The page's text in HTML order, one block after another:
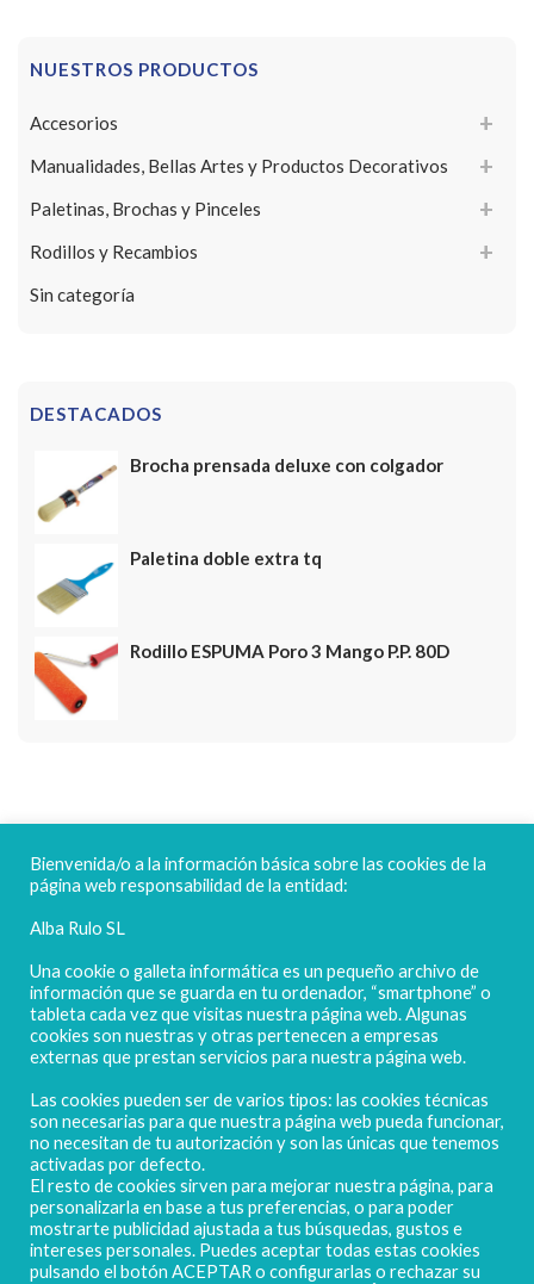
NUESTROS PRODUCTOS
Accesorios
Manualidades, Bellas Artes y Productos Decorativos
Paletinas, Brochas y Pinceles
Rodillos y Recambios
Sin categoría
DESTACADOS
Brocha prensada deluxe con colgador
Paletina doble extra tq
Rodillo ESPUMA Poro 3 Mango P.P. 80D
FELICES FIESTAS
POLIGONO CAMPORROSO P-D, Nº4
02520 - CHINCHILLA DE MONTEARAGÓN
(ALBACETE) Spain
Tel. + 34 967 218 812 - info@abr.com.es
Bienvenida/o a la información básica sobre las cookies de la
página web responsabilidad de la entidad:
Alba Rulo SL
Una cookie o galleta informática es un pequeño archivo de
información que se guarda en tu ordenador, “smartphone” o
tableta cada vez que visitas nuestra página web. Algunas
cookies son nuestras y otras pertenecen a empresas
externas que prestan servicios para nuestra página web.
Las cookies pueden ser de varios tipos: las cookies técnicas
son necesarias para que nuestra página web pueda funcionar,
no necesitan de tu autorización y son las únicas que tenemos
activadas por defecto.
El resto de cookies sirven para mejorar nuestra página, para
personalizarla en base a tus preferencias, o para poder
mostrarte publicidad ajustada a tus búsquedas, gustos e
intereses personales. Puedes aceptar todas estas cookies
pulsando el botón ACEPTAR o configurarlas o rechazar su